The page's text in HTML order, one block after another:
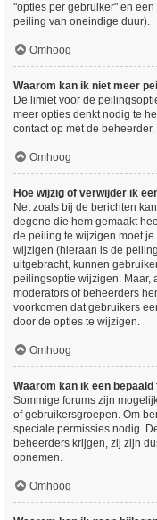
"opties per gebruiker" en
peiling van oneindige duur).
Omhoog
Waarom kan ik niet meer
De limiet voor de
meer opties denkt nodig te
contact op met de beheerder.
Omhoog
Hoe wijzig of verwijder ik
Net zoals bij de berichten
degene die hem gemaakt
de peiling te wijzigen moet
wijzigen (hieraan is de
uitgebracht, kunnen
peilingsoptie wijzigen. Maar,
moderators of beheerders
voorkomen dat gebruikers
door de opties te wijzigen.
Omhoog
Waarom kan ik een
Sommige forums zijn
of gebruikersgroepen. Om
speciale permissies nodig.
beheerders krijgen, zij zijn
opnemen.
Omhoog